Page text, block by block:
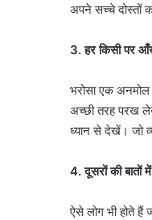
अपने सच्चे दोस्तों
3. हर किसी पर
भरोसा एक
अच्छी तरह परख
ध्यान से देखें। जो
4. दूसरों की
ऐसे लोग भी होते